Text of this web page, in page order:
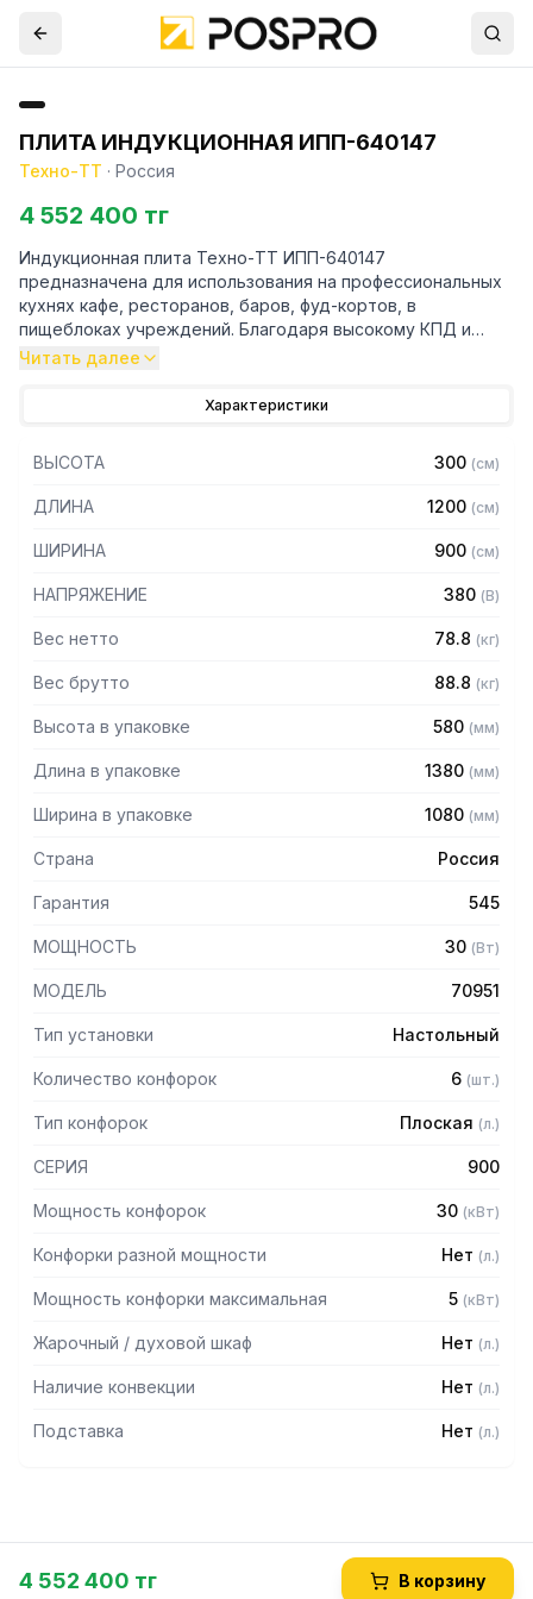
ПЛИТА ИНДУКЦИОННАЯ ИПП-640147
Техно-ТТ · Россия
4 552 400 тг
Индукционная плита Техно-ТТ ИПП-640147
предназначена для использования на профессиональных
кухнях кафе, ресторанов, баров, фуд-кортов, в
пищеблоках учреждений. Благодаря высокому КПД и
скорости нагрева посуды индукционная плита относится
электроэнергия, которая потребляется оборудованием,
нее, что минимизирует риски ожогов.
Особенности:
1,2 мм
— Островная модель без борта
— 9 уровней мощности
Читать далее
Характеристики
ВЫСОТА 300 (см)
ДЛИНА 1200 (см)
ШИРИНА 900 (см)
НАПРЯЖЕНИЕ 380 (В)
Вес нетто 78.8 (кг)
Вес брутто 88.8 (кг)
Высота в упаковке 580 (мм)
Длина в упаковке 1380 (мм)
Ширина в упаковке 1080 (мм)
Страна Россия
Гарантия 545
МОЩНОСТЬ 30 (Вт)
МОДЕЛЬ 70951
Тип установки Настольный
Количество конфорок 6 (шт.)
Тип конфорок Плоская (л.)
СЕРИЯ 900
Мощность конфорок 30 (кВт)
Конфорки разной мощности Нет (л.)
Мощность конфорки максимальная 5 (кВт)
Жарочный / духовой шкаф Нет (л.)
Наличие конвекции Нет (л.)
Подставка Нет (л.)
4 552 400 тг В корзину